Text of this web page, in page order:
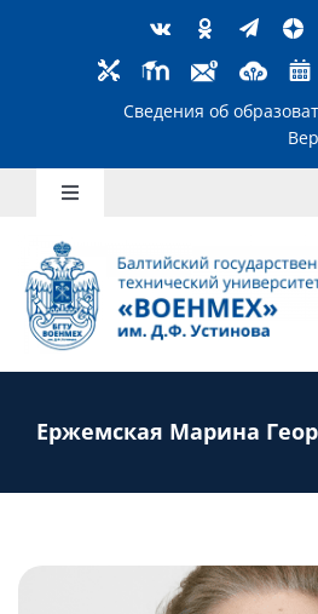
Сведения об
Toggle
Школьникам
Абитуриентам
Преподавателям
Ержемская Марина